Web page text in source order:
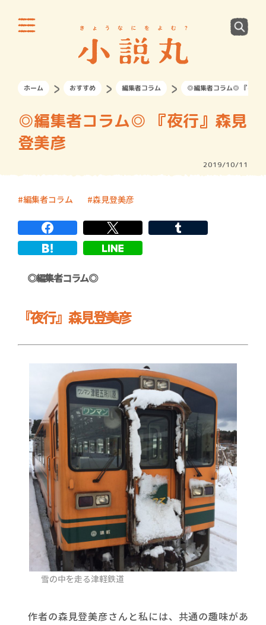
ホーム おすすめ 編集者コラム ◎編集者コラム◎ 『夜行
◎編集者コラム◎ 『夜行』森見
登美彦
2019/10/11
編集者コラム 森見登美彦
◎編集者コラム◎
『夜行』森見登美彦
雪の中を走る津軽鉄道
作者の森見登美彦さんと私には、共通の趣味があ